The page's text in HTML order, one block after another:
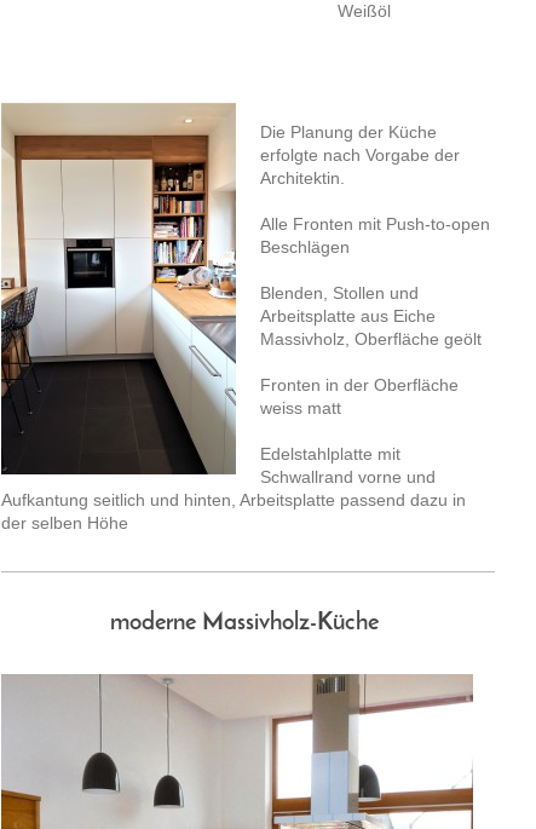
Weißöl
Die Planung der Küche
erfolgte nach Vorgabe der
Architektin.
Alle Fronten mit Push-to-open
Beschlägen
Blenden, Stollen und
Arbeitsplatte aus Eiche
Massivholz, Oberfläche geölt
Fronten in der Oberfläche
weiss matt
Edelstahlplatte mit
Schwallrand vorne und
Aufkantung seitlich und hinten, Arbeitsplatte passend dazu in
der selben Höhe
moderne Massivholz-Küche